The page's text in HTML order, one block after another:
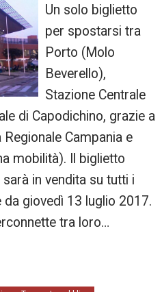
Un solo biglietto
per spostarsi tra
Porto (Molo
Beverello),
Stazione Centrale
di Capodichino, grazie a
Campania e
mobilità). Il biglietto
in vendita su tutti i
da giovedì 13 luglio 2017.
tra loro…